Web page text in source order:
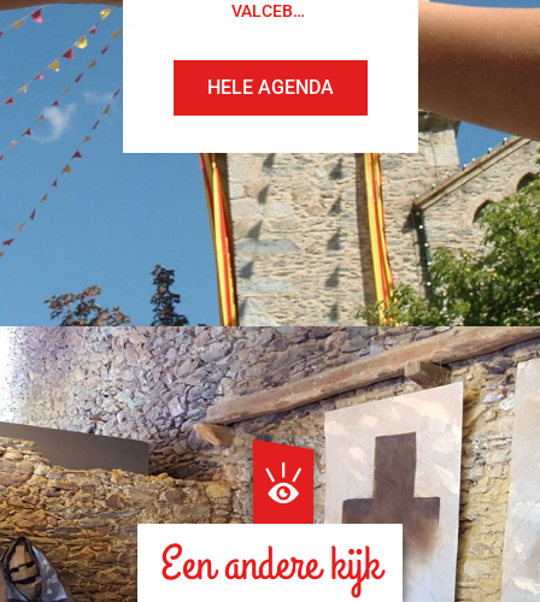
VALCEB…
HELE AGENDA
Een andere kijk